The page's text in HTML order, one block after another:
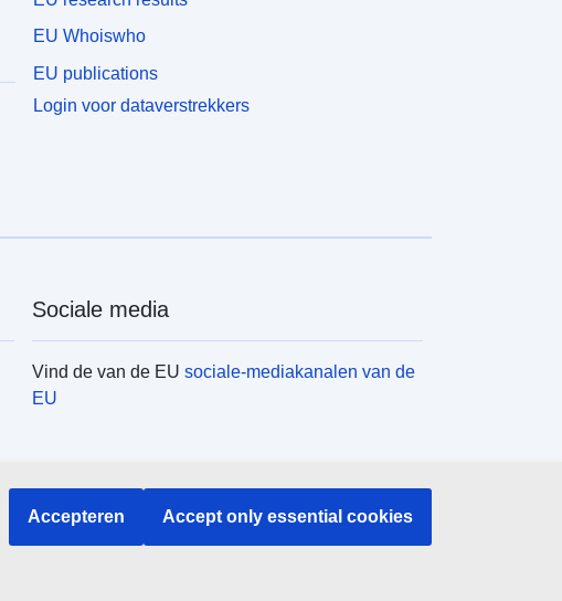
EU Whoiswho
EU publications
Login voor dataverstrekkers
Sociale media
Vind de van de EUsociale-mediakanalen van de
EU
Zoeken naar EU-instellingen en -organen
Accepteren Accept only essential cookies